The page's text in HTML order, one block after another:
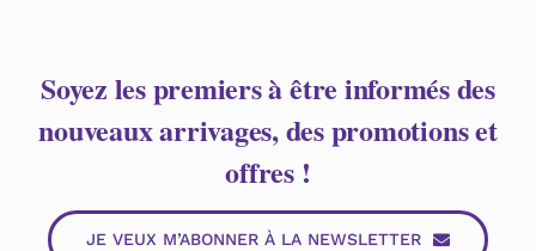
Soyez les premiers à être informés des
nouveaux arrivages, des promotions et
offres !
JE VEUX M’ABONNER À LA NEWSLETTER